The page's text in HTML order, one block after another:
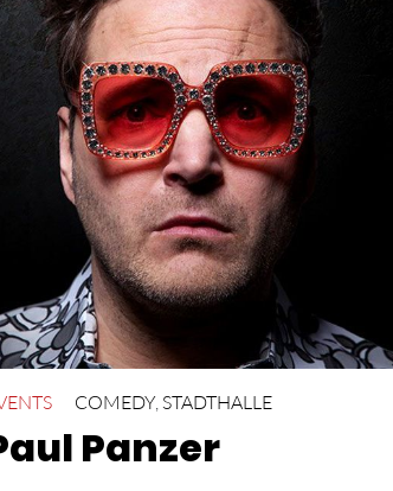
COMEDY,STADTHALLE
Panzer